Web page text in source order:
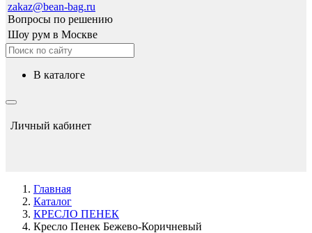
zakaz@bean-bag.ru
Вопросы по решению
Шоу рум в Москве
в каталоге
Личный кабинет
Главная
Каталог
КРЕСЛО ПЕНЕК
Кресло Пенек Бежево-Коричневый